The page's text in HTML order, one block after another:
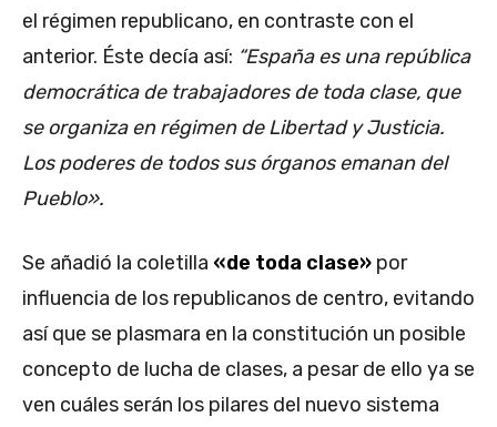
el régimen republicano, en contraste con el
anterior. Éste decía así: “España es una república
democrática de trabajadores de toda clase, que
se organiza en régimen de Libertad y Justicia.
Los poderes de todos sus órganos emanan del
Pueblo».
Se añadió la coletilla «de toda clase» por
influencia de los republicanos de centro, evitando
así que se plasmara en la constitución un posible
concepto de lucha de clases, a pesar de ello ya se
ven cuáles serán los pilares del nuevo sistema